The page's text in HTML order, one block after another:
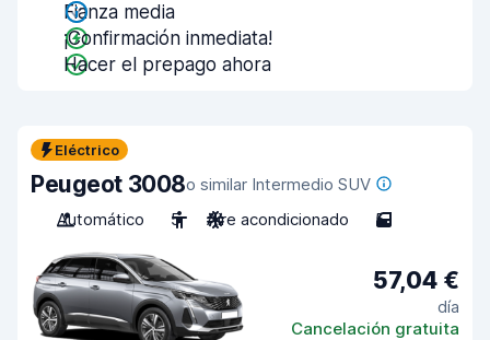
Fianza media
¡Confirmación inmediata!
Hacer el prepago ahora
Eléctrico
Peugeot 3008o similar Intermedio SUV
Automático
5 Aire acondicionado 5
57,04 €
día
Cancelación gratuita